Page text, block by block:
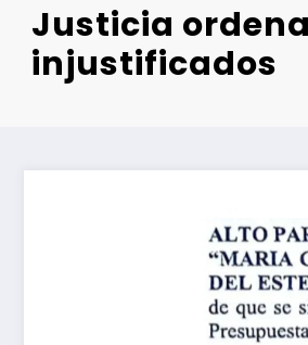
Justicia
injustificados